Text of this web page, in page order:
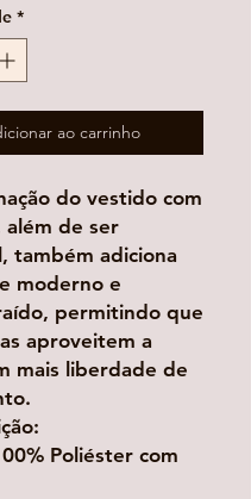
*
ao carrinho
do vestido com
além de ser
também adiciona
moderno e
permitindo que
aproveitem a
mais liberdade de
Poliéster com